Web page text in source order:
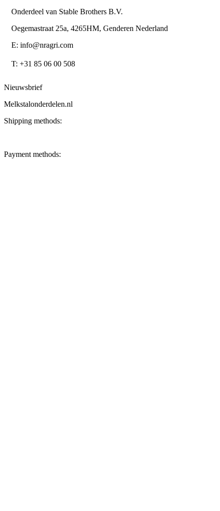
Onderdeel van Stable Brothers B.V.
Oegemastraat 25a, 4265HM, Genderen Nederland
E: info@nragri.com
T: +31 85 06 00 508
Nieuwsbrief
Melkstalonderdelen.nl
Shipping methods:
Payment methods: